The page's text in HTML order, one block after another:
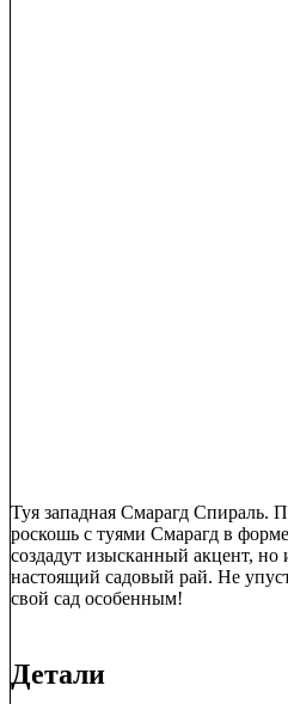
Туя западная Смарагд Спираль.
роскошь с туями Смарагд в
создадут изысканный акцент, но
настоящий садовый рай. Не
свой сад особенным!
Детали